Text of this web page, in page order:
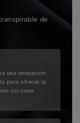
de
una sensación
para ofrecer la
sin crear